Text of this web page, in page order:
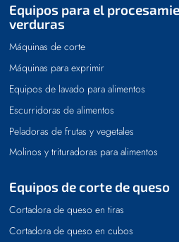
Equipos para el
verduras
Máquinas de corte
Máquinas para exprimir
Equipos de lavado para alimentos
Escurridoras de alimentos
Peladoras de frutas y vegetales
Molinos y trituradoras para alimentos
Equipos de corte de queso
Cortadora de queso en tiras
Cortadora de queso en cubos